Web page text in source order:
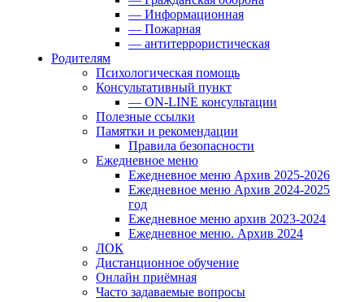
— Информационная
— Пожарная
— антитеррористическая
Родителям
Психологическая помощь
Консультативный пункт
— ON-LINE консультации
Полезные ссылки
Памятки и рекомендации
Правила безопасности
Ежедневное меню
Ежедневное меню Архив 2025-2026
Ежедневное меню Архив 2024-2025
год
Ежедневное меню архив 2023-2024
Ежедневное меню. Архив 2024
ЛОК
Дистанционное обучение
Онлайн приёмная
Часто задаваемые вопросы